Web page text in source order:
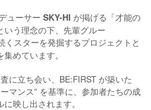
ューサー SKY-HI が掲げる「才能の
いう理念の下、先輩グルー
くスターを発掘するプロジェクトと
めています。
に立ち会い、BE:FIRST が築いた
マンス” を基準に、参加者たちの成
映し出されます。